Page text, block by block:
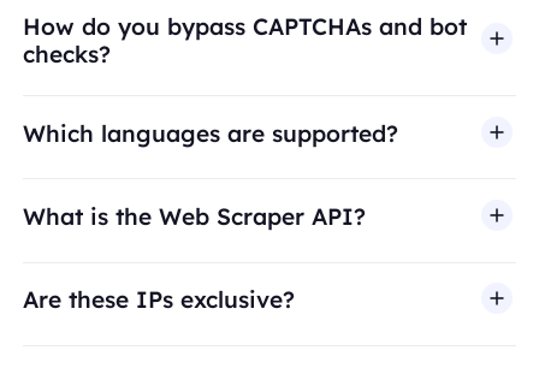
How do you bypass CAPTCHAs and bot
checks?
Which languages are supported?
What is the Web Scraper API?
Are these IPs exclusive?